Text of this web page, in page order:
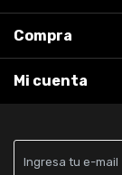
Compra
Mi cuenta